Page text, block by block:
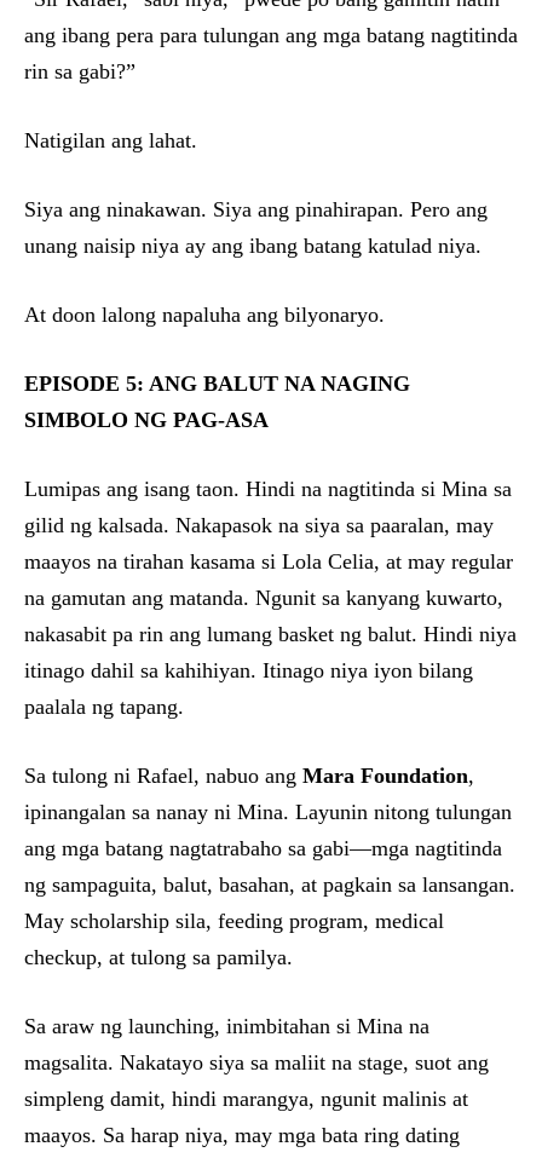
ang ibang pera para tulungan ang mga batang nagtitinda
rin sa gabi?”
Natigilan ang lahat.
Siya ang ninakawan. Siya ang pinahirapan. Pero ang
unang naisip niya ay ang ibang batang katulad niya.
At doon lalong napaluha ang bilyonaryo.
EPISODE 5: ANG BALUT NA NAGING
SIMBOLO NG PAG-ASA
Lumipas ang isang taon. Hindi na nagtitinda si Mina sa
gilid ng kalsada. Nakapasok na siya sa paaralan, may
maayos na tirahan kasama si Lola Celia, at may regular
na gamutan ang matanda. Ngunit sa kanyang kuwarto,
nakasabit pa rin ang lumang basket ng balut. Hindi niya
itinago dahil sa kahihiyan. Itinago niya iyon bilang
paalala ng tapang.
Sa tulong ni Rafael, nabuo ang Mara Foundation,
ipinangalan sa nanay ni Mina. Layunin nitong tulungan
ang mga batang nagtatrabaho sa gabi—mga nagtitinda
ng sampaguita, balut, basahan, at pagkain sa lansangan.
May scholarship sila, feeding program, medical
checkup, at tulong sa pamilya.
Sa araw ng launching, inimbitahan si Mina na
magsalita. Nakatayo siya sa maliit na stage, suot ang
simpleng damit, hindi marangya, ngunit malinis at
maayos. Sa harap niya, may mga bata ring dating